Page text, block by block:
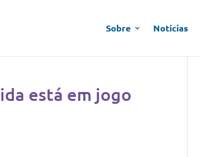
Sobre Notícias
está em jogo